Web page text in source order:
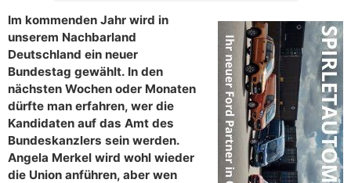
Im kommenden Jahr wird in
unserem Nachbarland
Deutschland ein neuer
Bundestag gewählt. In den
nächsten Wochen oder Monaten
dürfte man erfahren, wer die
Kandidaten auf das Amt des
Bundeskanzlers sein werden.
Angela Merkel wird wohl wieder
die Union anführen, aber wen